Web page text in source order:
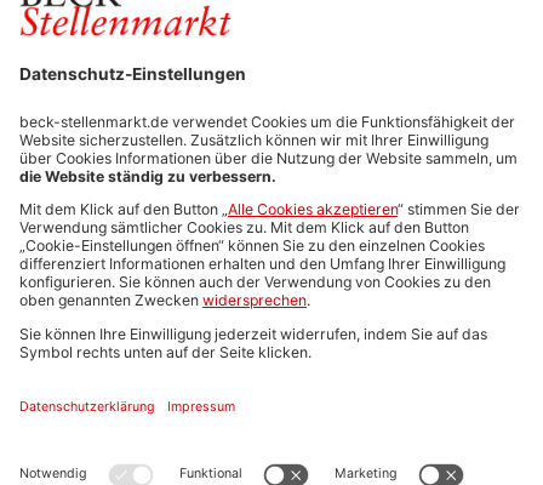
FÜR ARBEITGEBER
Stellenmarktpreise
Anzeigen-AGB
Media-Daten
Newsletteranmeldung
Produktübersicht
ALLGEMEIN
FAQs
Impressum
Stellenangebote C.H.BECK